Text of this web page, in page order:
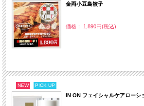
金両小豆島餃子
価格： 1,890円(税込)
NEW PICK UP
IN ON フェイシャルケアローシ